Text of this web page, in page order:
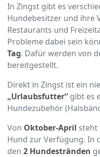
In Zingst gibt es
Hundebesitzer und ihre
Restaurants und
Probleme dabei sein
Tag. Dafür werden von
bereitgestellt.
Direkt in Zingst ist ein
„Urlaubsfutter“ gibt es
Hundezubehör
Von Oktober-April steht
Hund zur Verfügung. In
den 2 Hundestränden